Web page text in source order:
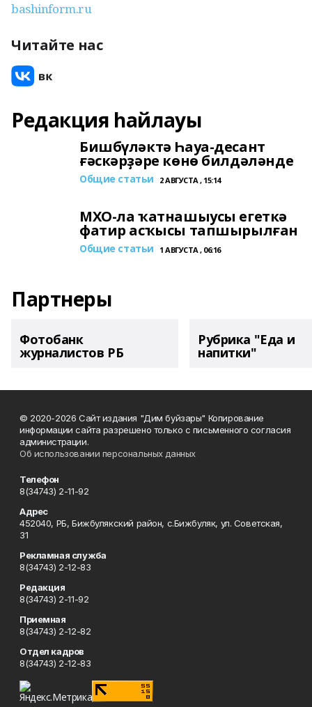
bashinform.ru
Читайте нас
Редакция һайлауы
Бишбүләктә Һауа-десант
ғәскәрҙәре көнө билдәләнде
Общие статьи 2 АВГУСТА , 15:14
МХО-ла ҡатнашыусы егеткә
фатир асҡысы тапшырылған
Общие статьи 1 АВГУСТА , 06:16
Партнеры
Фотобанк
журналистов РБ
Рубрика "Еда и
напитки"
© 2020-2026 Сайт издания "Дим буйзары" Копирование
информации сайта разрешено только с письменного согласия
администрации.
Об использовании персональных данных
Телефон
8(34743) 2-11-92
Адрес
452040, РБ, Бижбулякский район, с.Бижбуляк, ул. Советская,
31
Рекламная служба
8(34743) 2-12-83
Редакция
8(34743) 2-11-92
Приемная
8(34743) 2-12-82
Отдел кадров
8(34743) 2-12-83